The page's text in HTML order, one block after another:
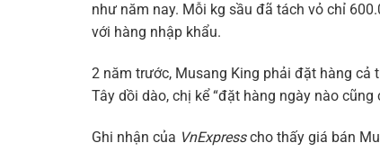
như năm nay. Mỗi kg sầu đã tách vỏ chỉ
với hàng nhập khẩu.
2 năm trước, Musang King phải đặt hàng cả
Tây dồi dào, chị kể “đặt hàng ngày nào cũng
Ghi nhận của VnExpresscho thấy giá bán